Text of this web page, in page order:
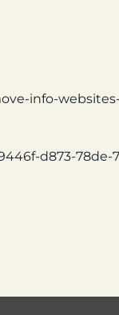
info-
d873-78de-